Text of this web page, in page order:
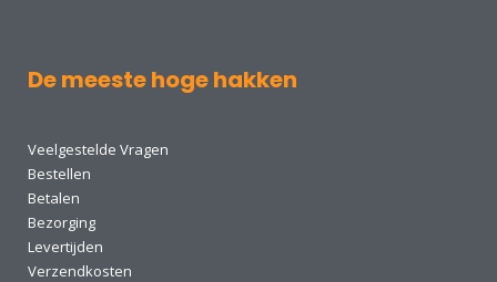
De meeste hoge hakken
Veelgestelde Vragen
Bestellen
Betalen
Bezorging
Levertijden
Verzendkosten